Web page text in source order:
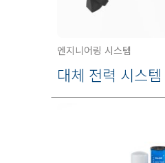
엔지니어링 시스템
대체 전력 시스템